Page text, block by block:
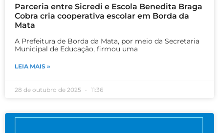
Parceria entre Sicredi e Escola Benedita Braga
Cobra cria cooperativa escolar em Borda da
Mata
A Prefeitura de Borda da Mata, por meio da Secretaria
Municipal de Educação, firmou uma
LEIA MAIS »
28 de outubro de 2025 11:36